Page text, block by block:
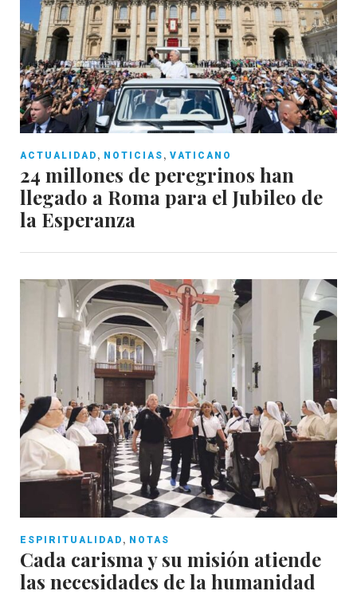
ACTUALIDAD , NOTICIAS , VATICANO
24 millones de peregrinos han
llegado a Roma para el Jubileo de
la Esperanza
ESPIRITUALIDAD , NOTAS
Cada carisma y su misión atiende
las necesidades de la humanidad